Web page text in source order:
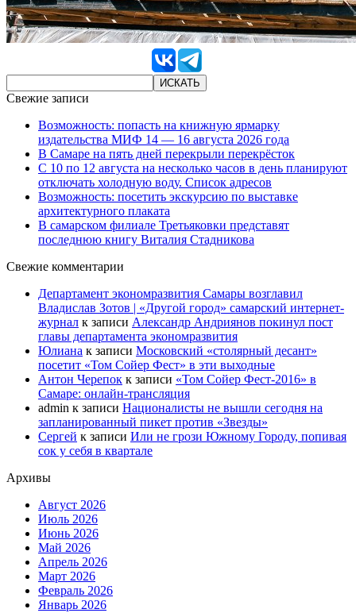
Свежие записи
Возможность: попасть на книжную ярмарку
издательства МИФ 14 — 16 августа 2026 года
В Самаре на пять дней перекрыли перекрёсток
С 10 по 12 августа на несколько часов в день планируют
отключать холодную воду. Список адресов
Возможность: посетить экскурсию по выставке
архитектурного плаката
В самарском филиале Третьяковки представят
последнюю книгу Виталия Стадникова
Свежие комментарии
Департамент экономразвития Самары возглавил
Владислав Зотов | «Другой город» самарский интернет-
журнал к записи Александр Андриянов покинул пост
главы департамента экономразвития
Юлиана к записи Московский «столярный десант»
посетит «Том Сойер Фест» в эти выходные
Антон Черепок к записи «Том Сойер Фест-2016» в
Самаре: онлайн-трансляция
admin к записи Националисты не вышли сегодня на
запланированный пикет против «Звезды»
Сергей к записи Или не грози Южному Городу, попивая
сок у себя в квартале
Архивы
Август 2026
Июль 2026
Июнь 2026
Май 2026
Апрель 2026
Март 2026
Февраль 2026
Январь 2026